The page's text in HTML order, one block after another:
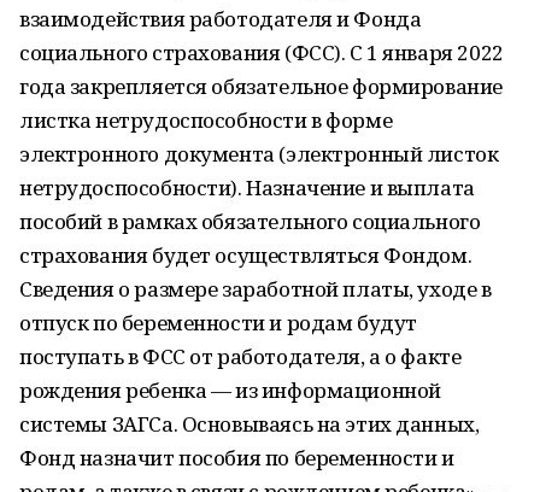
взаимодействия работодателя и Фонда
социального страхования (ФСС). С 1 января 2022
года закрепляется обязательное формирование
листка нетрудоспособности в форме
электронного документа (электронный листок
нетрудоспособности). Назначение и выплата
пособий в рамках обязательного социального
страхования будет осуществляться Фондом.
Сведения о размере заработной платы, уходе в
отпуск по беременности и родам будут
поступать в ФСС от работодателя, а о факте
рождения ребенка — из информационной
системы ЗАГСа. Основываясь на этих данных,
Фонд назначит пособия по беременности и